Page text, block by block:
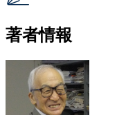
著者情報